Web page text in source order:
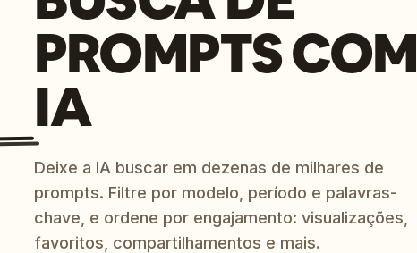
PROMPTS COM
IA
Deixe a IA buscar em dezenas de milhares de
prompts. Filtre por modelo, período e palavras-
chave, e ordene por engajamento: visualizações,
favoritos, compartilhamentos e mais.